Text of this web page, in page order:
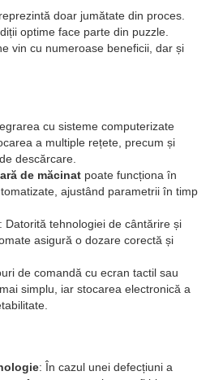
doar jumătate din proces.
optime face parte din puzzle.
vin cu numeroase beneficii, dar și
cu sisteme computerizate
a multiple rețete, precum și
descărcare.
de măcinat poate funcționa în
ajustând parametrii în timp
: Datorită tehnologiei de cântărire și
asigură o dozare corectă și
de comandă cu ecran tactil sau
simplu, iar stocarea electronică a
: În cazul unei defecțiuni a